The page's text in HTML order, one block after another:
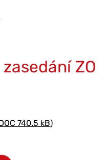
ZO
740.5 kB)